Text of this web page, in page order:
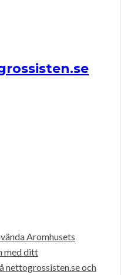
Aromhusets
med ditt
nettogrossisten.se och